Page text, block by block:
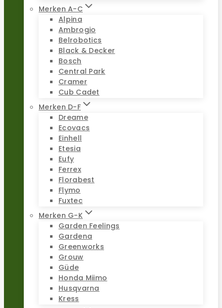
Merken A-C
Alpina
Ambrogio
Belrobotics
Black & Decker
Bosch
Central Park
Cramer
Cub Cadet
Merken D-F
Dreame
Ecovacs
Einhell
Etesia
Eufy
Ferrex
Florabest
Flymo
Fuxtec
Merken G-K
Garden Feelings
Gardena
Greenworks
Grouw
Güde
Honda Miimo
Husqvarna
Kress